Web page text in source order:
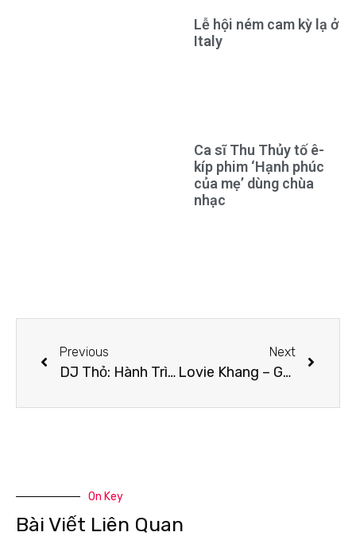
Lễ hội ném cam kỳ lạ ở
Italy
Ca sĩ Thu Thủy tố ê-
kíp phim ‘Hạnh phúc
của mẹ’ dùng chùa
nhạc
Previous
DJ Thỏ: Hành Trình Vượt Khó Khăn Trên Con Đường Âm Nhạc
Next
Lovie Khang – Gương mặt đáng yêu và tài năng của làng mẫu nhí Việt
On Key
Bài Viết Liên Quan